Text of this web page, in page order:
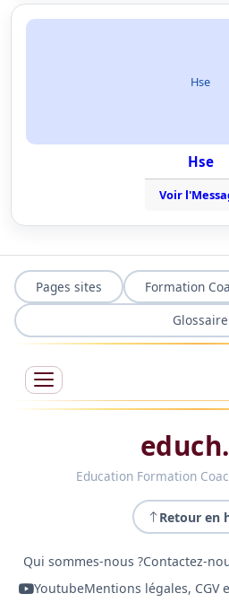
Hse
Hse
Voir
Pages sites Formation
Glossaire
Education Formation
Retour en
Qui sommes-nous ?Contactez-
YoutubeMentions légales, CGV